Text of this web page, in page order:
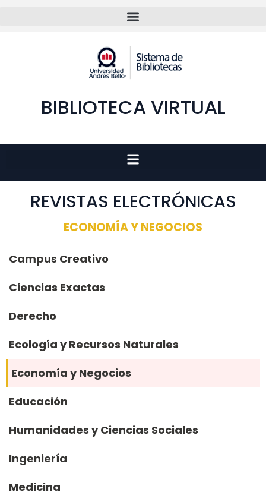
BIBLIOTECA VIRTUAL
REVISTAS ELECTRÓNICAS
ECONOMÍA Y NEGOCIOS
Campus Creativo
Ciencias Exactas
Derecho
Ecología y Recursos Naturales
Economía y Negocios
Educación
Humanidades y Ciencias Sociales
Ingeniería
Medicina